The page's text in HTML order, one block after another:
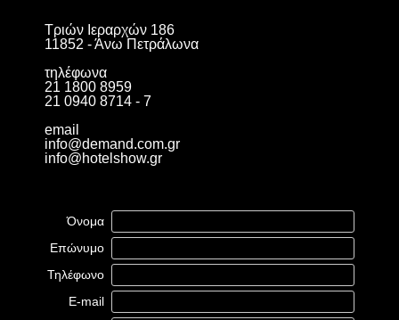
Τριών Ιεραρχών 186
11852 - Άνω Πετράλωνα
τηλέφωνα
21 1800 8959
21 0940 8714 - 7
email
info@demand.com.gr
info@hotelshow.gr
Όνομα
Επώνυμο
Τηλέφωνο
E-mail